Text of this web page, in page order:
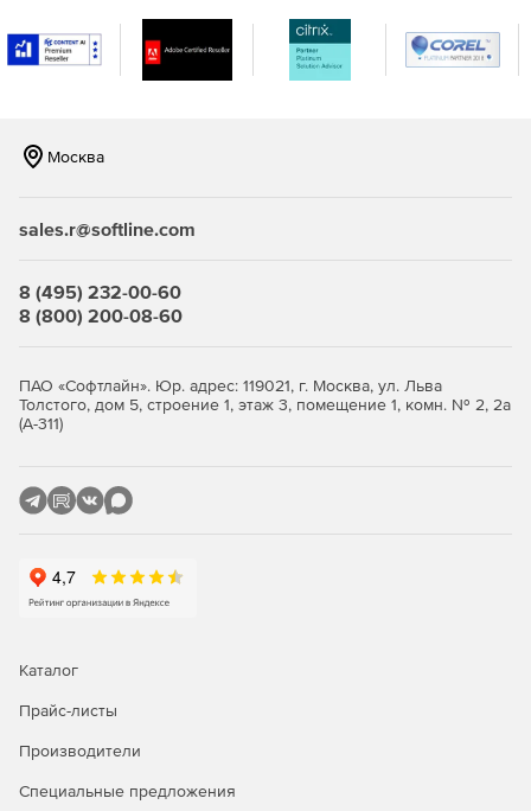
Графический интерфейс.
Архивация отчетов.
SQLite.
миграции с одной рабочей станции на другую.
Возможность быстро добавлять файлы других баз
Поддержка различных параметров при составлении
запросов.
демонстрировать секции кода для улучшенной
навигации и прочтения.
Операционная система: Microsoft Windows XP, Vista,
Процессор: Pentium II processor.
Оперативная память: 256 Мб.
Свободное дисковое пространство: 65 Мб
Москва
sales.r@softline.com
8 (495) 232-00-60
8 (800) 200-08-60
ПАО «Софтлайн». Юр. адрес: 119021, г. Москва, ул. Льва
Толстого, дом 5, строение 1, этаж 3, помещение 1, комн. № 2, 2а
(А-311)
Каталог
Прайс-листы
Производители
Специальные предложения